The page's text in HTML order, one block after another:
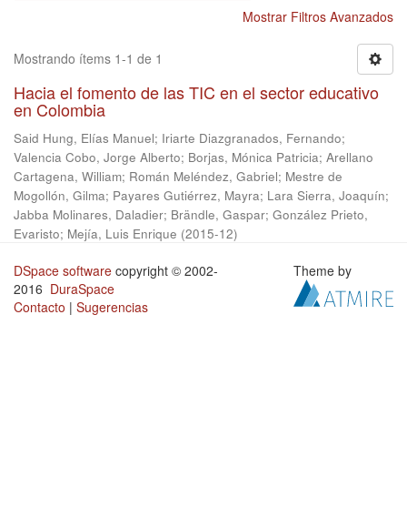
Mostrar Filtros Avanzados
Mostrando ítems 1-1 de 1
Hacia el fomento de las TIC en el sector educativo
en Colombia
Said Hung, Elías Manuel; Iriarte Diazgranados, Fernando;
Valencia Cobo, Jorge Alberto; Borjas, Mónica Patricia; Arellano
Cartagena, William; Román Meléndez, Gabriel; Mestre de
Mogollón, Gilma; Payares Gutiérrez, Mayra; Lara Sierra, Joaquín;
Jabba Molinares, Daladier; Brändle, Gaspar; González Prieto,
Evaristo; Mejía, Luis Enrique (2015-12)
DSpace software copyright © 2002-
2016 DuraSpace
Contacto | Sugerencias
Theme by